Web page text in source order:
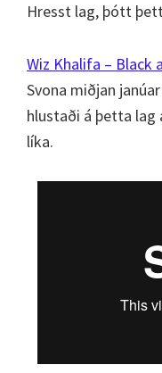
Hresst lag, þótt
Wiz Khalifa – Black
Svona miðjan
hlustaði á þetta lag
líka.